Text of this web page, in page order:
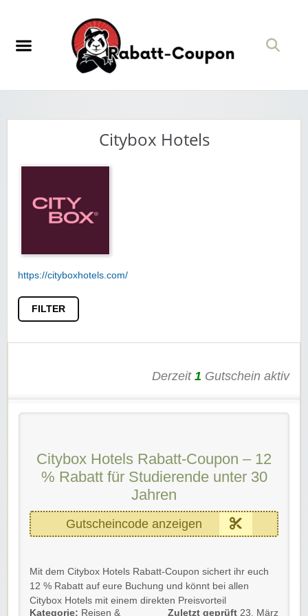
Citybox Hotels
https://cityboxhotels.com/
FILTER
Derzeit 1 Gutschein aktiv
Citybox Hotels Rabatt-Coupon – 12
% Rabatt für Studierende unter 30
Jahren
Gutscheincode anzeigen
Mit dem Citybox Hotels Rabatt-Coupon sichert ihr euch
12 % Rabatt auf eure Buchung und könnt bei allen
Citybox Hotels mit einem direkten Preisvorteil
Kategorie: Reisen &
Zuletzt geprüft 23. März